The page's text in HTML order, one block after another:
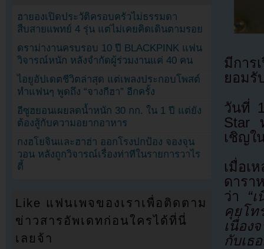
มีการ
ยอมรั
วันที่
Star
เชิญใ
เมื่อเ
ดารา
ว่า “
คุยโ
เนื่อง
กับเธ
ฮายองเปิดประวัติครอบครัวไม่ธรรมดา
สืบสายแพทย์ 4 รุ่น แต่ไม่เคยคิดเดินตามรอย
ดราม่างานครบรอบ 10 ปี BLACKPINK แฟน
วิจารณ์หนัก หลังจำกัดผู้ร่วมงานแค่ 40 คน
ไอยูอัปเดตชีวิตล่าสุด แต่เพลงประกอบโพสต์
ทำแฟนๆ พูดถึง “จางกีฮา” อีกครั้ง
อีซูฮยอนเผยลดน้ำหนัก 30 กก. ใน 1 ปี แต่ยัง
ต้องสู้กับความอยากอาหาร
กงฮโยจินและฮาฮ่า ออกโรงปกป้อง จองจุน
วอน หลังถูกวิจารณ์เรื่องท่าทีในรายการวาไร
ตี้
Like แฟนเพจของเราเพื่อติดตาม
ข่าวสารอัพเดทก่อนใครได้ที่นี่
เลยจ้า